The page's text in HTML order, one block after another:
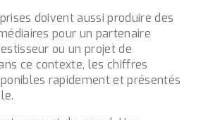
doivent aussi produire des
pour un partenaire
ou un projet de
ce contexte, les chiffres
rapidement et présentés